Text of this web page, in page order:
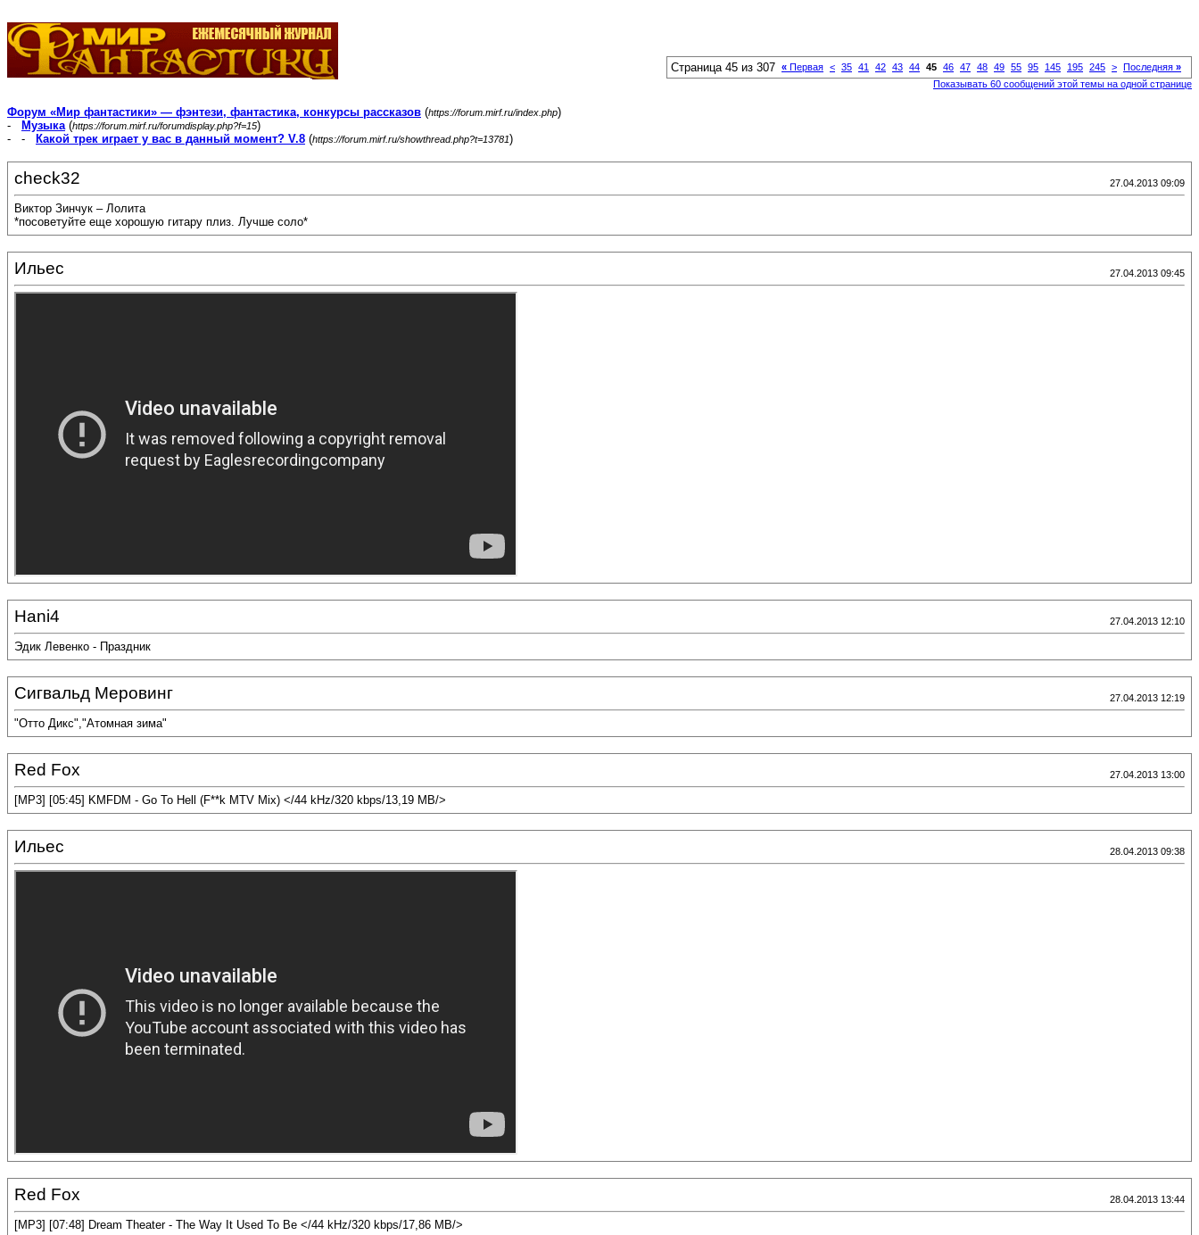
Страница 45 из 307 « Первая < 35 41 42 43 44 45 46 47 48 49 55 95 145 195 245 > Последняя »
Показывать 60 сообщений этой темы на одной странице
Форум «Мир фантастики» — фэнтези, фантастика, конкурсы рассказов (https://forum.mirf.ru/index.php)
-
Музыка(https://forum.mirf.ru/forumdisplay.php?f=15)
- -
Какой трек играет у вас в данный момент? V.8 (https://forum.mirf.ru/showthread.php?t=13781)
check32 27.04.2013 09:09
Виктор Зинчук – Лолита
*посоветуйте еще хорошую гитару плиз. Лучше соло*
Ильес 27.04.2013 09:45
Hani4 27.04.2013 12:10
Эдик Левенко - Праздник
Сигвальд Меровинг 27.04.2013 12:19
"Отто Дикс","Атомная зима"
Red Fox 27.04.2013 13:00
[MP3] [05:45] KMFDM - Go To Hell (F**k MTV Mix) </44 kHz/320 kbps/13,19 MB/>
Ильес 28.04.2013 09:38
Red Fox 28.04.2013 13:44
[MP3] [07:48] Dream Theater - The Way It Used To Be </44 kHz/320 kbps/17,86 MB/>